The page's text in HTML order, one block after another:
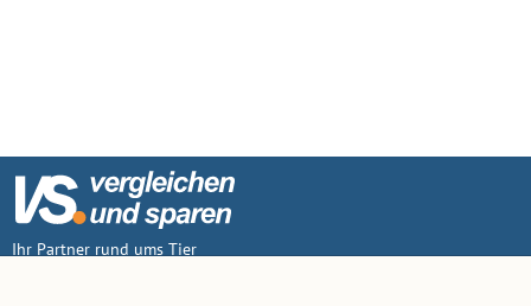
Ihr Partner rund ums Tier